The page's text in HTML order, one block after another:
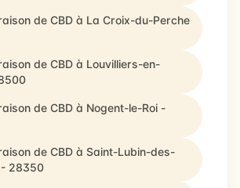
de CBD à La Croix-du-Perche
de CBD à Louvilliers-en-
de CBD à Nogent-le-Roi -
de CBD à Saint-Lubin-des-
28350